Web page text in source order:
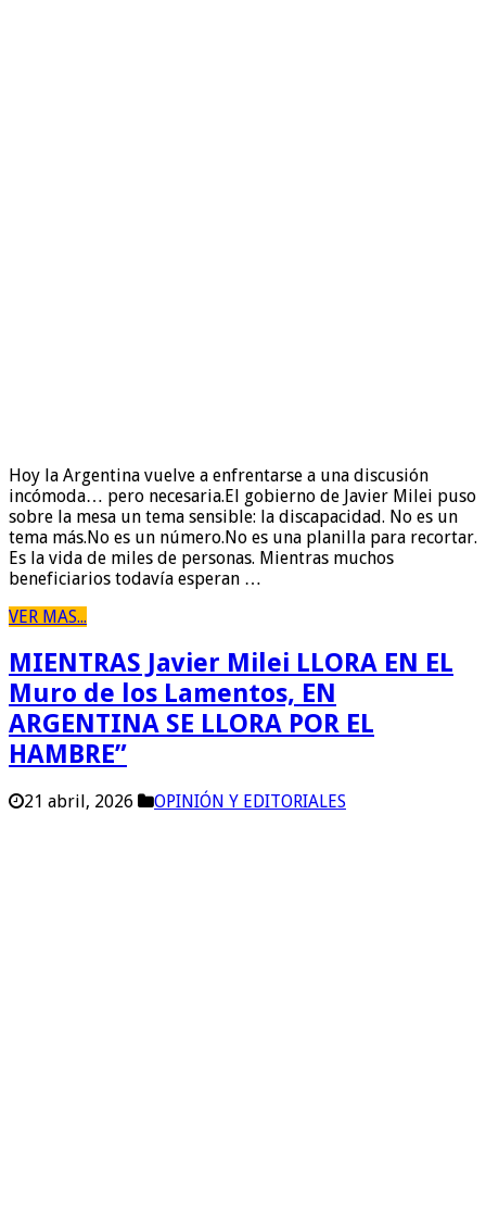
Hoy la Argentina vuelve a enfrentarse a una discusión
incómoda… pero necesaria.El gobierno de Javier Milei puso
sobre la mesa un tema sensible: la discapacidad. No es un
tema más.No es un número.No es una planilla para recortar.
Es la vida de miles de personas. Mientras muchos
beneficiarios todavía esperan …
VER MAS...
MIENTRAS Javier Milei LLORA EN EL
Muro de los Lamentos, EN
ARGENTINA SE LLORA POR EL
HAMBRE”
21 abril, 2026 OPINIÓN Y EDITORIALES